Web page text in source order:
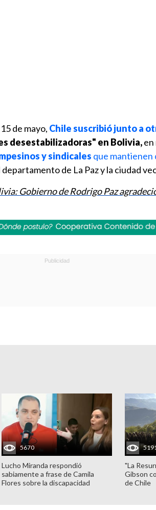
de mayo, Chile suscribió junto a
desestabilizadoras" en Bolivia,en
y sindicales que
de La Paz y la ciudad
Gobierno de Rodrigo Paz
5670
Lucho Miranda respondió
sabiamente a frase de Camila
Flores sobre la discapacidad
5191
"La
Gibson
de Chile